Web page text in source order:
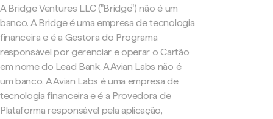
A Bridge Ventures LLC ("Bridge") não é um
banco. A Bridge é uma empresa de tecnologia
financeira e é a Gestora do Programa
responsável por gerenciar e operar o Cartão
em nome do Lead Bank. A Avian Labs não é
um banco. A Avian Labs é uma empresa de
tecnologia financeira e é a Provedora de
Plataforma responsável pela aplicação,